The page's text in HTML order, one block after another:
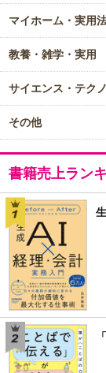
マイホーム・実用
教養・雑学・実用
サイエンス・テク
その他
書籍売上ラン